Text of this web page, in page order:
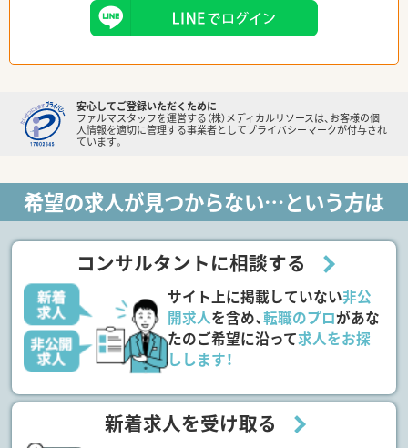
安心してご登録いただくために
ファルマスタッフを運営する（株）メディカルリソースは、お客様の個
人情報を適切に管理する事業者としてプライバシーマークが付与され
ています。
希望の求人が見つからない…という方は
コンサルタントに相談する
サイト上に掲載していない非公
開求人を含め、転職のプロがあな
たのご希望に沿って求人をお探
しします！
新着求人を受け取る